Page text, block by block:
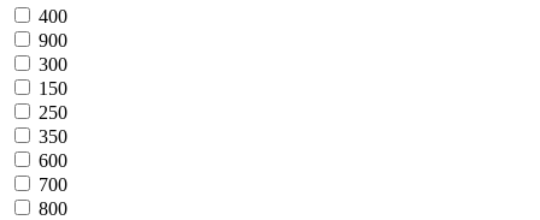
400
900
300
150
250
350
600
700
800